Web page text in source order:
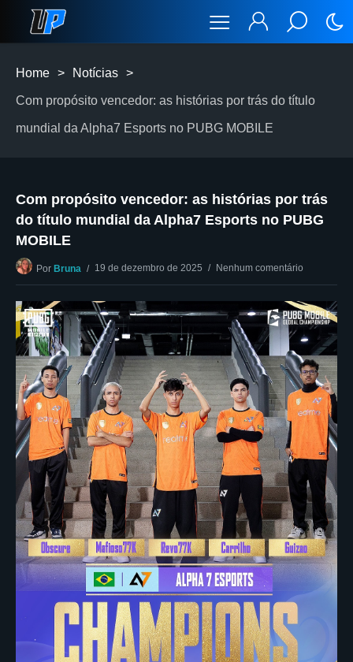
Home > Notícias >
Com propósito vencedor: as histórias por trás do título
mundial da Alpha7 Esports no PUBG MOBILE
Com propósito vencedor: as histórias por trás
do título mundial da Alpha7 Esports no PUBG
MOBILE
Por Bruna 19 de dezembro de 2025 Nenhum comentário